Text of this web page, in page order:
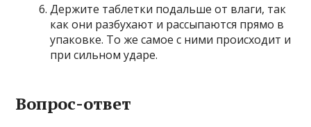
Держите таблетки подальше от влаги, так
как они разбухают и рассыпаются прямо в
упаковке. То же самое с ними происходит и
при сильном ударе.
Вопрос-ответ